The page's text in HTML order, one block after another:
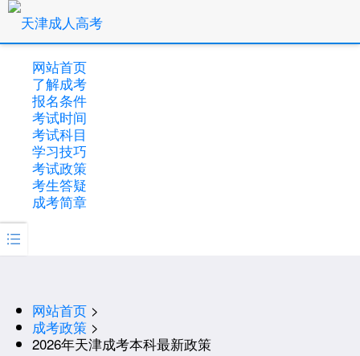
网站首页
了解成考
报名条件
考试时间
考试科目
学习技巧
考试政策
考生答疑
成考简章

网站首页 >
成考政策 >
2026年天津成考本科最新政策